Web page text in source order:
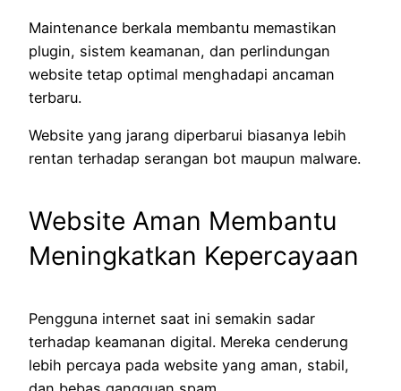
Maintenance berkala membantu memastikan
plugin, sistem keamanan, dan perlindungan
website tetap optimal menghadapi ancaman
terbaru.
Website yang jarang diperbarui biasanya lebih
rentan terhadap serangan bot maupun malware.
Website Aman Membantu
Meningkatkan Kepercayaan
Pengguna internet saat ini semakin sadar
terhadap keamanan digital. Mereka cenderung
lebih percaya pada website yang aman, stabil,